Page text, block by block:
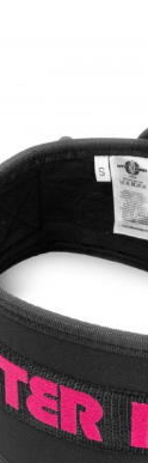
pink